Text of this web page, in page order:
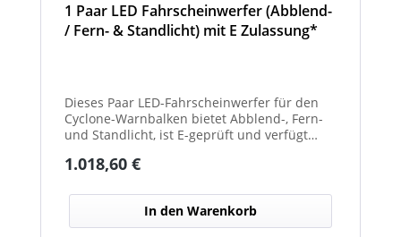
1 Paar LED Fahrscheinwerfer (Abblend-
/ Fern- & Standlicht) mit E Zulassung*
Dieses Paar LED-Fahrscheinwerfer für den
Cyclone-Warnbalken bietet Abblend-, Fern-
und Standlicht, ist E-geprüft und verfügt
Einsatz im Winterdienst.
Regulärer Preis:
1.018,60 €
In den Warenkorb